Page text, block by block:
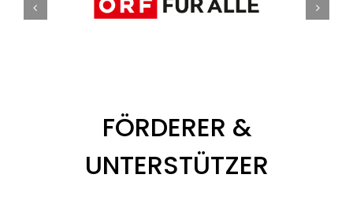
FÖRDERER &
UNTERSTÜTZER